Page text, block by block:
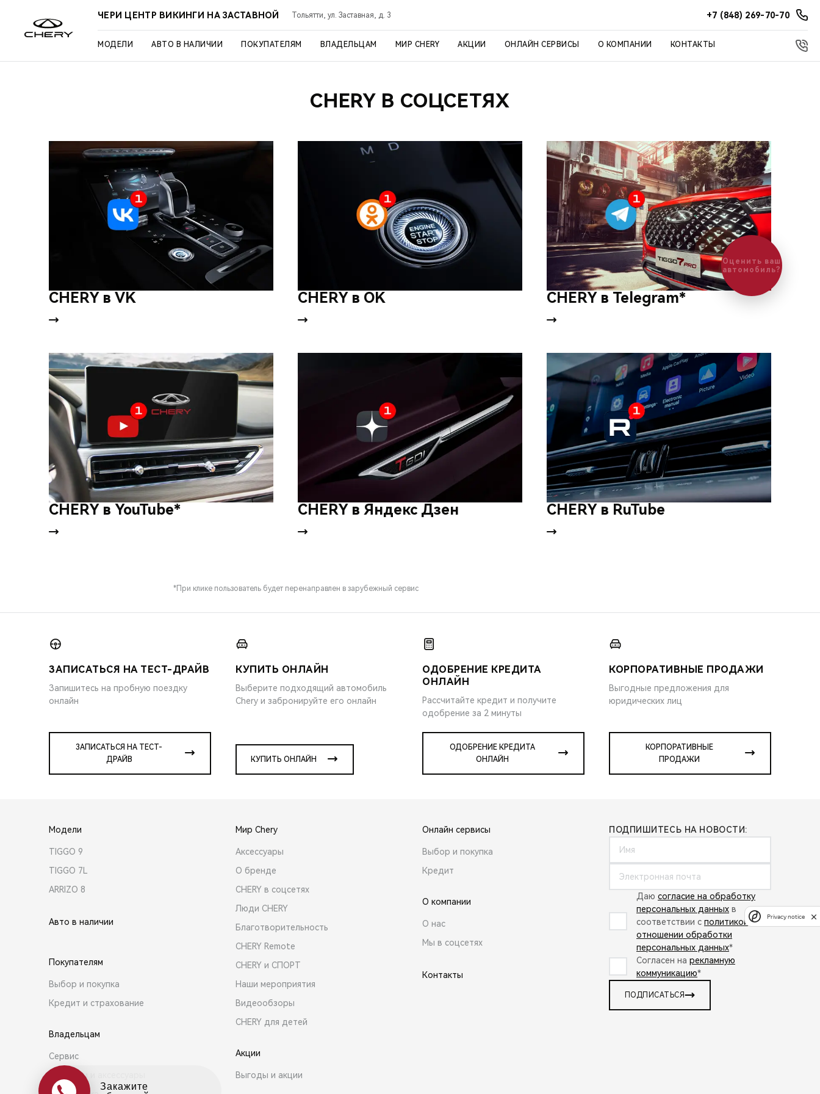
ЧЕРИ ЦЕНТР ВИКИНГИ НА ЗАСТАВНОЙ Тольятти, ул. Заставная, д. 3 +7 (848) 269-70-70
МОДЕЛИ АВТО В НАЛИЧИИ ПОКУПАТЕЛЯМ ВЛАДЕЛЬЦАМ МИР CHERY АКЦИИ ОНЛАЙН СЕРВИСЫ О КОМПАНИИ КОНТАКТЫ
CHERY В СОЦСЕТЯХ
CHERY в VK CHERY в OK CHERY в Telegram*
CHERY в YouTube* CHERY в Яндекс Дзен CHERY в RuTube
*При клике пользователь будет перенаправлен в зарубежный сервис
ЗАПИСАТЬСЯ НА ТЕСТ-ДРАЙВ
Запишитесь на пробную поездку
онлайн
ЗАПИСАТЬСЯ НА ТЕСТ-
ДРАЙВ
КУПИТЬ ОНЛАЙН
Выберите подходящий автомобиль
Chery и забронируйте его онлайн
КУПИТЬ ОНЛАЙН
ОДОБРЕНИЕ КРЕДИТА
ОНЛАЙН
Рассчитайте кредит и получите
одобрение за 2 минуты
ОДОБРЕНИЕ КРЕДИТА
ОНЛАЙН
КОРПОРАТИВНЫЕ ПРОДАЖИ
Выгодные предложения для
юридических лиц
КОРПОРАТИВНЫЕ
ПРОДАЖИ
Модели
TIGGO 9
TIGGO 7L
ARRIZO 8
Авто в наличии
Покупателям
Выбор и покупка
Кредит и страхование
Владельцам
Сервис
Запчасти и аксессуары
Мир Chery
Аксессуары
О бренде
CHERY в соцсетях
Люди CHERY
Благотворительность
CHERY Remote
CHERY и СПОРТ
Наши мероприятия
Видеообзоры
CHERY для детей
Акции
Выгоды и акции
Онлайн сервисы
Выбор и покупка
Кредит
О компании
О нас
Мы в соцсетях
Контакты
ПОДПИШИТЕСЬ НА НОВОСТИ:
Даю согласие на обработку
персональных данных в
соответствии с политикой в
отношении обработки
персональных данных*
Согласен на рекламную
коммуникацию*
ПОДПИСАТЬСЯ
Оценить ваш
автомобиль?
Закажите
Privacy notice